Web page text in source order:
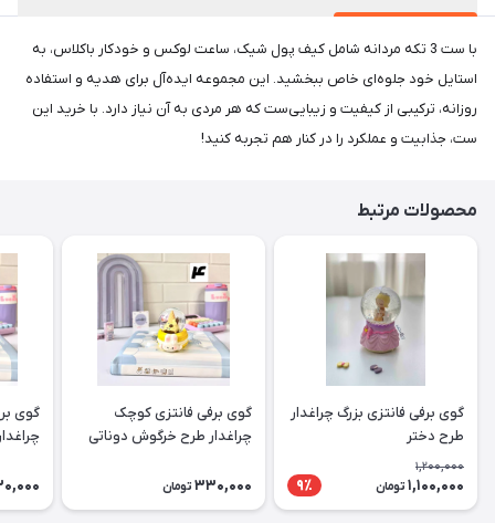
با ست 3 تکه مردانه شامل کیف پول شیک، ساعت لوکس و خودکار باکلاس، به
استایل خود جلوه‌ای خاص ببخشید. این مجموعه ایده‌آل برای هدیه و استفاده
روزانه، ترکیبی از کیفیت و زیبایی‌ست که هر مردی به آن نیاز دارد. با خرید این
ست، جذابیت و عملکرد را در کنار هم تجربه کنید!
محصولات مرتبط
گوی برفی فانتزی بزرگ چراغدار
طرح دختر
1,200,000
1,100,000 تومان 9٪
گوی برفی فانتزی کوچک
چراغدار طرح خرگوش دوناتی
330,000 تومان
گوی